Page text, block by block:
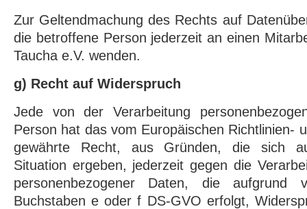
Zur Geltendmachung des Rechts auf
die betroffene Person jederzeit an einen
Taucha e.V. wenden.
g) Recht auf Widerspruch
Jede von der Verarbeitung
Person hat das vom Europäischen Richtlinien-
gewährte Recht, aus Gründen, die sich
Situation ergeben, jederzeit gegen die
personenbezogener Daten, die
Buchstaben e oder f DS-GVO erfolgt,